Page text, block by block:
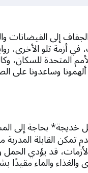
إلى الفيضانات
في أزمة تلو
المتحدة للسكان،
وساعدونا
خديجة* بحاجة إلى
تمكن القابلة
قد يؤدي الحمل
والغذاء والماء مقيدًا